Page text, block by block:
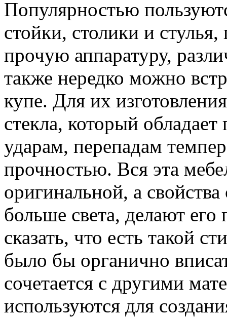
Популярностью
стойки, столики и
прочую аппаратуру,
также нередко можно
купе. Для их
стекла, который
ударам, перепадам
прочностью. Вся эта
оригинальной, а
больше света, делают
сказать, что есть такой
было бы органично
сочетается с другими
используются для